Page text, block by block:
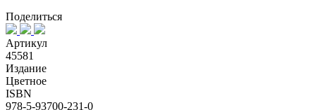
Поделиться
Артикул
45581
Издание
Цветное
ISBN
978-5-93700-231-0